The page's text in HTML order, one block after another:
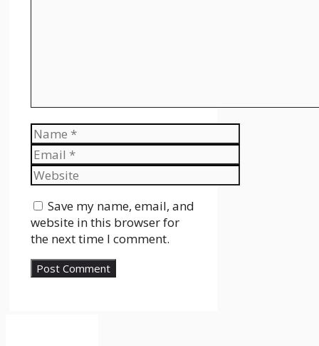
Name
Email
Website
Save my name, email, and
website in this browser for
the next time I comment.